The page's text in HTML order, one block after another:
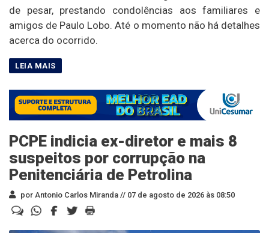
de pesar, prestando condolências aos familiares e
amigos de Paulo Lobo. Até o momento não há detalhes
acerca do ocorrido.
PCPE indicia ex-diretor e mais 8
suspeitos por corrupção na
Penitenciária de Petrolina
por Antonio Carlos Miranda // 07 de agosto de 2026 às 08:50